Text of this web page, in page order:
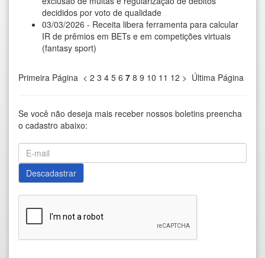
decididos por voto de qualidade
03/03/2026 - Receita libera ferramenta para calcular
IR de prêmios em BETs e em competições virtuais
(fantasy sport)
Primeira Página < 2 3 4 5 6 7 8 9 10 11 12 > Última Página
Se você não deseja mais receber nossos boletins preencha
o cadastro abaixo: